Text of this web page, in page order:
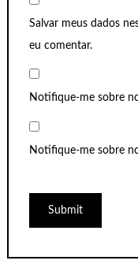
Salvar meus dados
eu comentar.
Notifique-me sobre
Notifique-me sobre